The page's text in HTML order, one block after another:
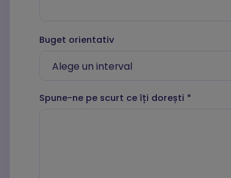
Buget orientativ
Spune-ne pe scurt ce îți dorești *